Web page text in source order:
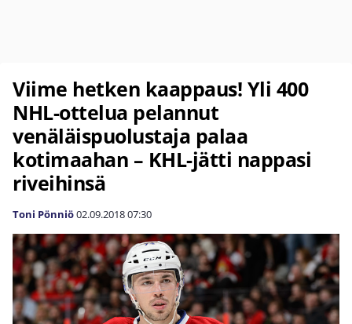
Viime hetken kaappaus! Yli 400
NHL-ottelua pelannut
venäläispuolustaja palaa
kotimaahan – KHL-jätti nappasi
riveihinsä
Toni Pönniö02.09.201807:30